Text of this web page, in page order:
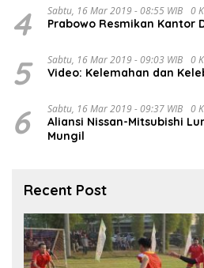
4 Sabtu, 16 Mar 2019 - 08:55 WIB 0
Prabowo Resmikan Kantor
5 Sabtu, 16 Mar 2019 - 09:03 WIB 0
Video: Kelemahan dan
6 Sabtu, 16 Mar 2019 - 09:37 WIB 0
Aliansi Nissan-Mitsubishi
Mungil
Recent Post